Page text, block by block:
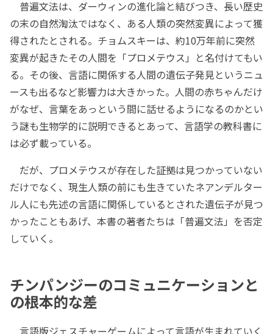
普遍文法は、ダーウィンの進化論と結びつき、長い歴史
の末の自然淘汰ではなく、ある人類の突然変異によって獲
得されたとされる。チョムスキーは、約10万年前に突然
変異が起きたその人間を「プロメテウス」と名付けてもい
る。その後、言語に関係する人間の遺伝子発見というニュ
ースも出るなど影響力は大きかった。人間の赤ちゃんだけ
がなぜ、言葉をあっという間に話せるようになるのかとい
う謎も生物学的に説明できるとあって、言語学の教科書に
は必ず載っている。
だが、プロメテウスが存在した証拠は見つかっていない
だけでなく、現生人類の前にも生きていたネアンデルター
ル人にも先述の言語に関係しているとされた遺伝子が見つ
かったこともあげ、本書の著者たちは「普遍文法」を否定
していく。
チンパンジーのコミュニケーションと
の根本的な差
言語版ジェスチャーゲームによって言語が生まれていく